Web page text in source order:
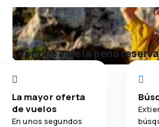
¿Por qué vale la pena
La mayor oferta
de vuelos
En unos segundos